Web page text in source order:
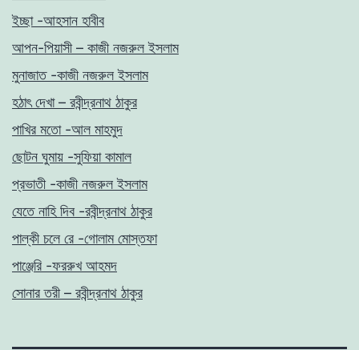
ইচ্ছা -আহসান হাবীব
আপন-পিয়াসী – কাজী নজরুল ইসলাম
মুনাজাত -কাজী নজরুল ইসলাম
হঠাৎ দেখা – রবীন্দ্রনাথ ঠাকুর
পাখির মতো -আল মাহমুদ
ছোটন ঘুমায় -সুফিয়া কামাল
প্রভাতী -কাজী নজরুল ইসলাম
যেতে নাহি দিব -রবীন্দ্রনাথ ঠাকুর
পাল্কী চলে রে -গোলাম মোস্তফা
পাঞ্জেরি -ফররুখ আহমদ
সোনার তরী – রবীন্দ্রনাথ ঠাকুর